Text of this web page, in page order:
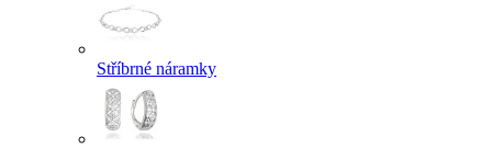
Stříbrné náramky